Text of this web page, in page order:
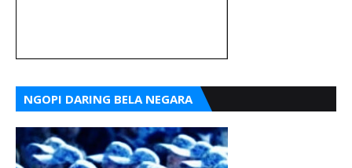
NGOPI DARING BELA NEGARA